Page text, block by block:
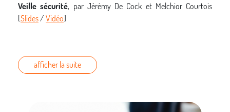
Veille sécurité, par Jérémy De Cock et Melchior Courtois
[Slides/Vidéo]
afficher la suite